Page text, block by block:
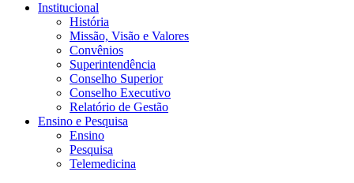
Institucional
História
Missão, Visão e Valores
Convênios
Superintendência
Conselho Superior
Conselho Executivo
Relatório de Gestão
Ensino e Pesquisa
Ensino
Pesquisa
Telemedicina